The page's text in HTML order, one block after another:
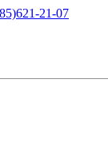
21-07